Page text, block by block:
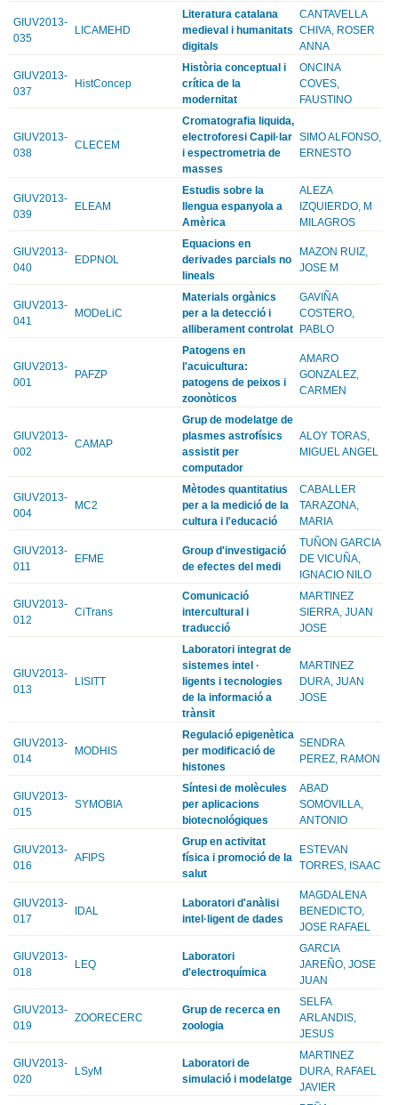
GIUV2013-
035
LICAMEHD
Literatura catalana
medieval i humanitats
digitals
CANTAVELLA
CHIVA, ROSER
ANNA
GIUV2013-
037
HistConcep
Història conceptual i
crítica de la
modernitat
ONCINA
COVES,
FAUSTINO
GIUV2013-
038
CLECEM
Cromatografia liquida,
electroforesi Capil·lar
i espectrometria de
masses
SIMO ALFONSO,
ERNESTO
GIUV2013-
039
ELEAM
Estudis sobre la
llengua espanyola a
Amèrica
ALEZA
IZQUIERDO, M
MILAGROS
GIUV2013-
040
EDPNOL
Equacions en
derivades parcials no
lineals
MAZON RUIZ,
JOSE M
GIUV2013-
041
MODeLiC
Materials orgànics
per a la detecció i
alliberament controlat
GAVIÑA
COSTERO,
PABLO
GIUV2013-
001
PAFZP
Patogens en
l'acuicultura:
patogens de peixos i
zoonòticos
AMARO
GONZALEZ,
CARMEN
GIUV2013-
002
CAMAP
Grup de modelatge de
plasmes astrofísics
assistit per
computador
ALOY TORAS,
MIGUEL ANGEL
GIUV2013-
004
MC2
Mètodes quantitatius
per a la medició de la
cultura i l'educació
CABALLER
TARAZONA,
MARIA
GIUV2013-
011
EFME
Group d'investigació
de efectes del medi
TUÑON GARCIA
DE VICUÑA,
IGNACIO NILO
GIUV2013-
012
CiTrans
Comunicació
intercultural i
traducció
MARTINEZ
SIERRA, JUAN
JOSE
GIUV2013-
013
LISITT
Laboratori integrat de
sistemes intel ·
ligents i tecnologies
de la informació a
trànsit
MARTINEZ
DURA, JUAN
JOSE
GIUV2013-
014
MODHIS
Regulació epigenètica
per modificació de
histones
SENDRA
PEREZ, RAMON
GIUV2013-
015
SYMOBIA
Síntesi de molècules
per aplicacions
biotecnológiques
ABAD
SOMOVILLA,
ANTONIO
GIUV2013-
016
AFIPS
Grup en activitat
física i promoció de la
salut
ESTEVAN
TORRES, ISAAC
GIUV2013-
017
IDAL
Laboratori d'anàlisi
intel·ligent de dades
MAGDALENA
BENEDICTO,
JOSE RAFAEL
GIUV2013-
018
LEQ
Laboratori
d'electroquímica
GARCIA
JAREÑO, JOSE
JUAN
GIUV2013-
019
ZOORECERC
Grup de recerca en
zoologia
SELFA
ARLANDIS,
JESUS
GIUV2013-
020
LSyM
Laboratori de
simulació i modelatge
MARTINEZ
DURA, RAFAEL
JAVIER